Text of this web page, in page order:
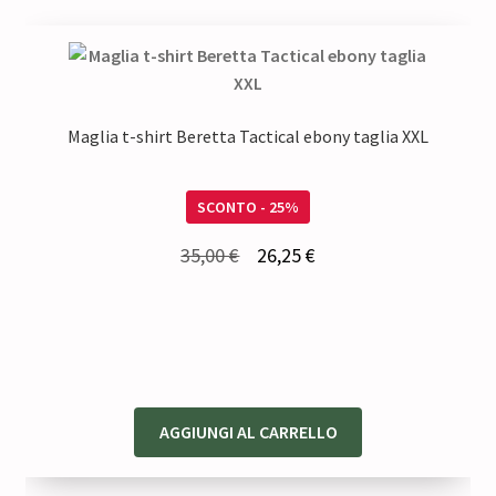
Maglia t-shirt Beretta Tactical ebony taglia XXL
SCONTO - 25%
35,00€ 26,25€Il
AGGIUNGI AL CARRELLO